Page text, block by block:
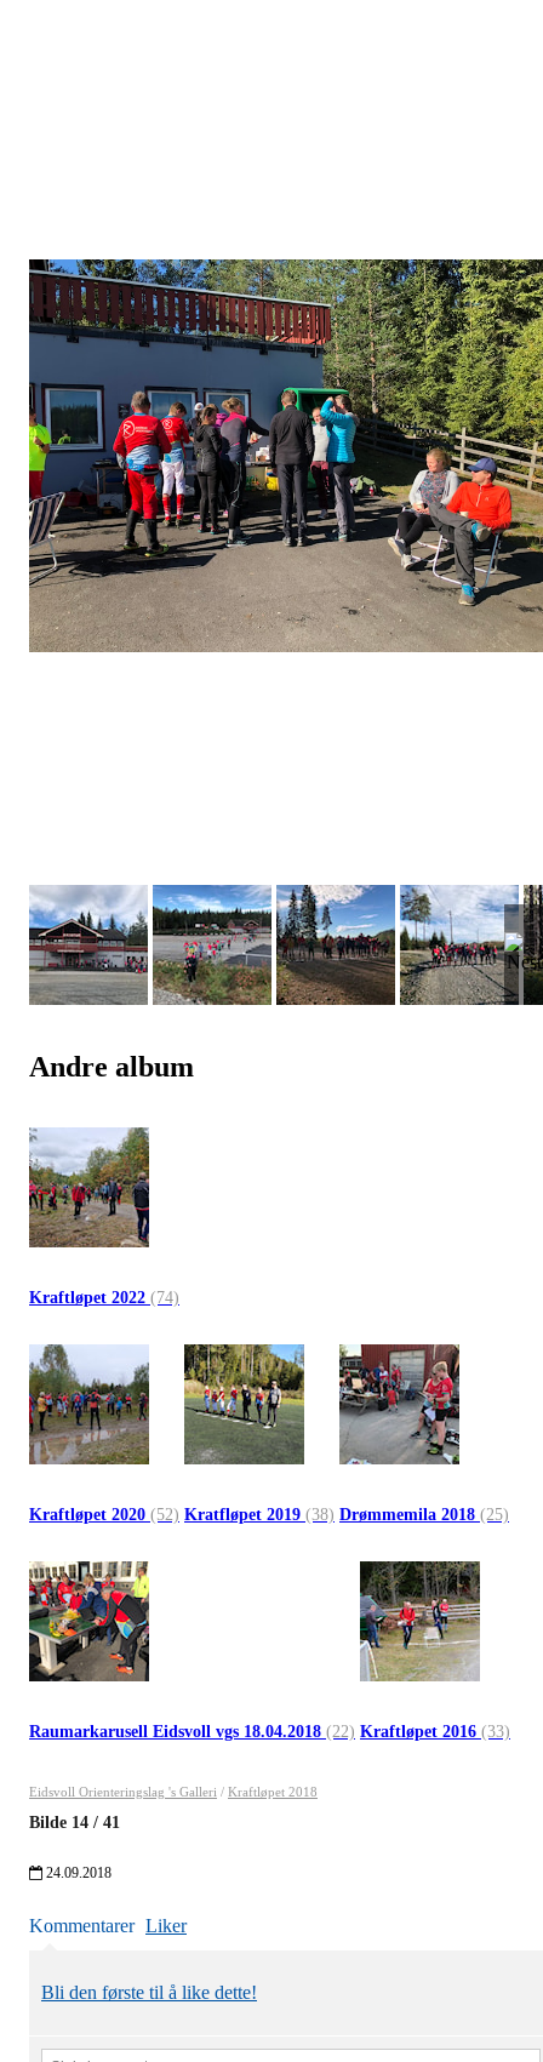
Andre album
Kraftløpet 2022 (74)
Kraftløpet 2020 (52) Kratfløpet 2019 (38) Drømmemila 2018 (25)
Raumarkarusell Eidsvoll vgs 18.04.2018 (22) Kraftløpet 2016 (33)
Eidsvoll Orienteringslag 's Galleri / Kraftløpet 2018
Bilde 14 / 41
24.09.2018
Kommentarer Liker
Bli den første til å like dette!